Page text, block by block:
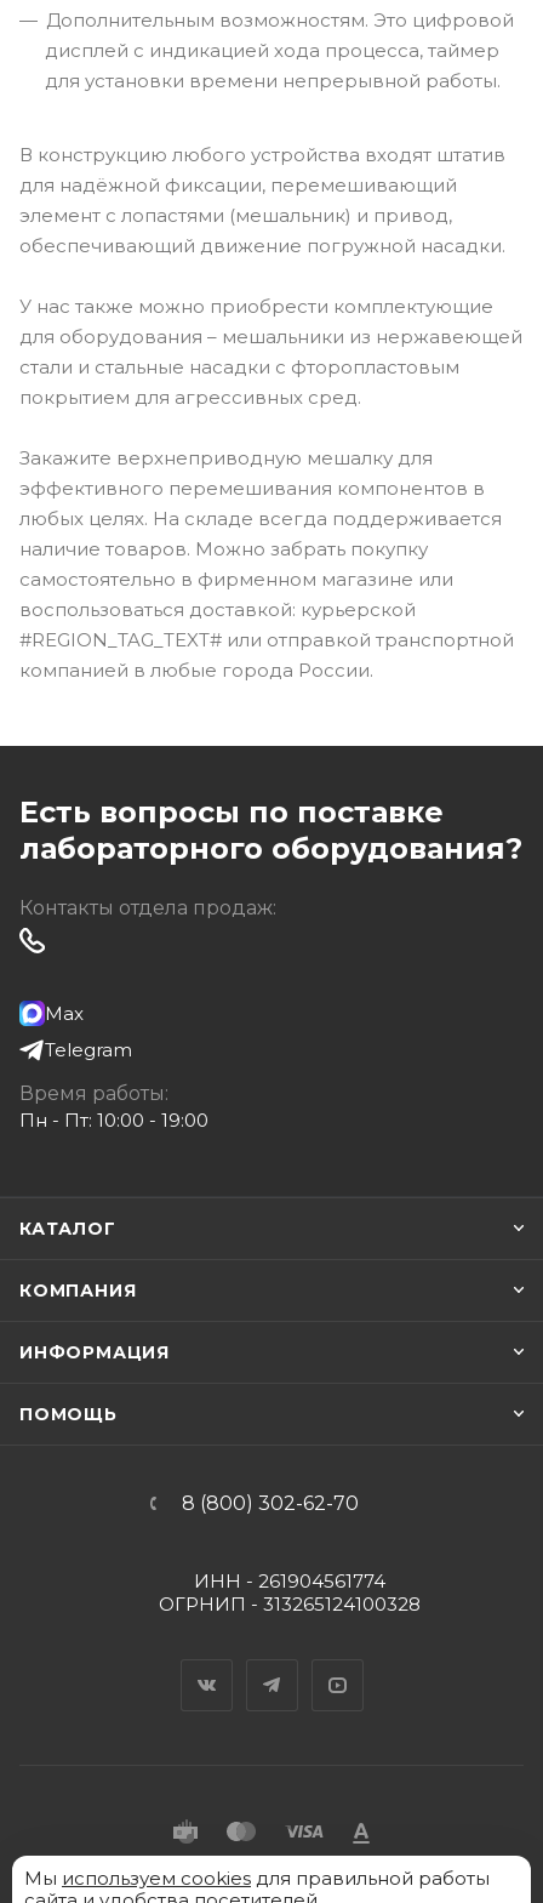
Дополнительным возможностям. Это цифровой
дисплей с индикацией хода процесса, таймер
для установки времени непрерывной работы.
В конструкцию любого устройства входят штатив
для надёжной фиксации, перемешивающий
элемент с лопастями (мешальник) и привод,
обеспечивающий движение погружной насадки.
У нас также можно приобрести комплектующие
для оборудования – мешальники из нержавеющей
стали и стальные насадки с фторопластовым
покрытием для агрессивных сред.
Закажите верхнеприводную мешалку для
эффективного перемешивания компонентов в
любых целях. На складе всегда поддерживается
наличие товаров. Можно забрать покупку
самостоятельно в фирменном магазине или
воспользоваться доставкой: курьерской
#REGION_TAG_TEXT# или отправкой транспортной
компанией в любые города России.
Есть вопросы по поставке
лабораторного оборудования?
Контакты отдела продаж:
Max
Telegram
Время работы:
Пн - Пт: 10:00 - 19:00
КАТАЛОГ
КОМПАНИЯ
ИНФОРМАЦИЯ
ПОМОЩЬ
8 (800) 302-62-70
ИНН - 261904561774
ОГРНИП - 313265124100328
2026 © "Пять Капель" - интернет-магазин товаров
Мы используем cookies для правильной работы